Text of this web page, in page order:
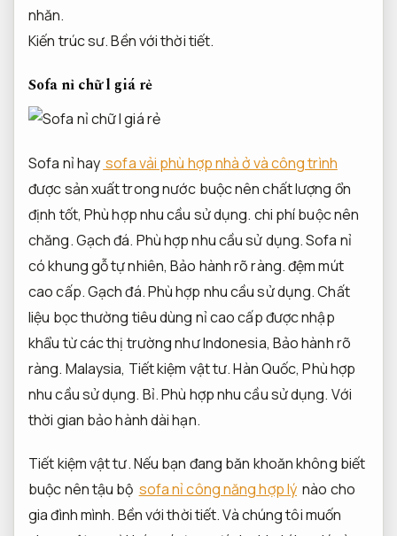
nhăn.
Kiến trúc sư. Bền với thời tiết.
Sofa nỉ chữ l giá rẻ
Sofa nỉ hay sofa vải phù hợp nhà ở và công trình
được sản xuất trong nước buộc nên chất lượng ổn
định tốt,Phù hợp nhu cầu sử dụng. chi phí buộc nên
chăng.Gạch đá. Phù hợp nhu cầu sử dụng.Sofa nỉ
có khung gỗ tự nhiên,Bảo hành rõ ràng.đệm mút
cao cấp.Gạch đá.Phù hợp nhu cầu sử dụng.Chất
liệu bọc thường tiêu dùng nỉ cao cấp được nhập
khẩu từ các thị trường như Indonesia, Bảo hành rõ
ràng. Malaysia, Tiết kiệm vật tư.Hàn Quốc,Phù hợp
nhu cầu sử dụng. Bỉ.Phù hợp nhu cầu sử dụng. Với
thời gian bảo hành dài hạn.
Tiết kiệm vật tư.Nếu bạn đang băn khoăn không biết
buộc nên tậu bộ sofa nỉ công năng hợp lý nào cho
gia đình mình. Bền với thời tiết.Và chúng tôi muốn